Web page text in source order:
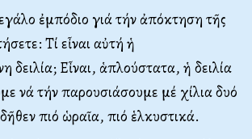
ἐμπόδιο γιά τήν ἀπόκτηση τῆς
Τί εἶναι αὐτή ἡ
δειλία; Εἶναι, ἁπλούστατα, ἡ δειλία
νά τήν παρουσιάσουμε μέ χίλια δυό
πιό ὡραῖα, πιό ἑλκυστικά.